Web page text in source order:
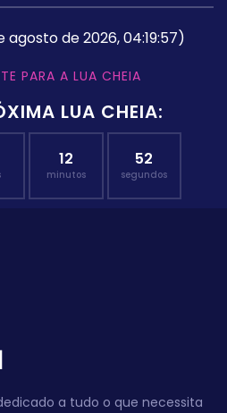
de 2026, 04:19:57)
PARA A LUA CHEIA
LUA CHEIA:
12
minutos
52
segundos
a tudo o que necessita